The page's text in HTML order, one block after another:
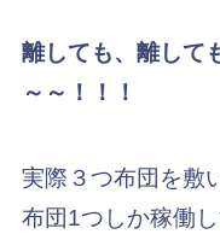
離しても、離して
～～！！！
実際３つ布団を敷
布団1つしか稼働